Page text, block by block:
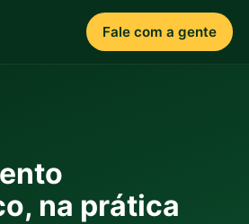
Fale com a gente
na prática